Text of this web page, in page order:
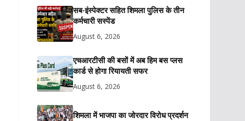
सब-इंस्पेक्टर सहित शिमला पुलिस के तीन
कर्मचारी सस्पेंड
August 6, 2026
एचआरटीसी की बसों में अब हिम बस प्लस
कार्ड से होगा रियायती सफर
August 6, 2026
शिमला में भाजपा का जोरदार विरोध प्रदर्शन